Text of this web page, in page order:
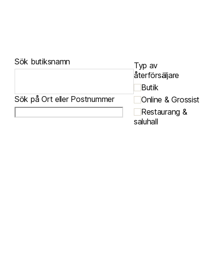
Sök butiksnamn
Sök på Ort eller Postnummer
Typ av
återförsäljare
Butik
Online & Grossist
Restaurang &
saluhall